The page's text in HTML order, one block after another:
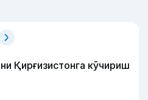
Қирғизистонга кўчириш